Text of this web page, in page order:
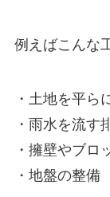
例えばこんな
・土地を平ら
・雨水を流す
・擁壁やブロ
・地盤の整備